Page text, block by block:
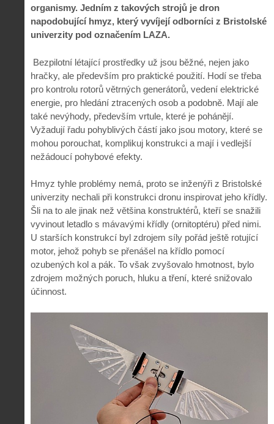
organismy. Jedním z takových strojů je dron
napodobující hmyz, který vyvíjejí odborníci z Bristolské
univerzity pod označením LAZA.
Bezpilotní létající prostředky už jsou běžné, nejen jako
hračky, ale především pro praktické použití. Hodí se třeba
pro kontrolu rotorů větrných generátorů, vedení elektrické
energie, pro hledání ztracených osob a podobně. Mají ale
také nevýhody, především vrtule, které je pohánějí.
Vyžadují řadu pohyblivých částí jako jsou motory, které se
mohou porouchat, komplikuj konstrukci a mají i vedlejší
nežádoucí pohybové efekty.
Hmyz tyhle problémy nemá, proto se inženýři z Bristolské
univerzity nechali při konstrukci dronu inspirovat jeho křídly.
Šli na to ale jinak než většina konstruktérů, kteří se snažili
vyvinout letadlo s mávavými křídly (ornitoptéru) před nimi.
U starších konstrukcí byl zdrojem síly pořád ještě rotující
motor, jehož pohyb se přenášel na křídlo pomocí
ozubených kol a pák. To však zvyšovalo hmotnost, bylo
zdrojem možných poruch, hluku a tření, které snižovalo
účinnost.